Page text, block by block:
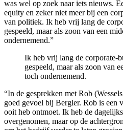
was wel op zoek naar iets nieuws.
equity en zeker niet meer bij een
van politiek. Ik heb vrij lang de
gespeeld, maar als zoon van een
ondernemend.”
Ik heb vrij lang de corporate-
gespeeld, maar als zoon van
toch ondernemend.
“In de gesprekken met Rob
goed gevoel bij Bergler. Rob is een
ooit heb ontmoet. Ik heb de
overgenomen, maar op de